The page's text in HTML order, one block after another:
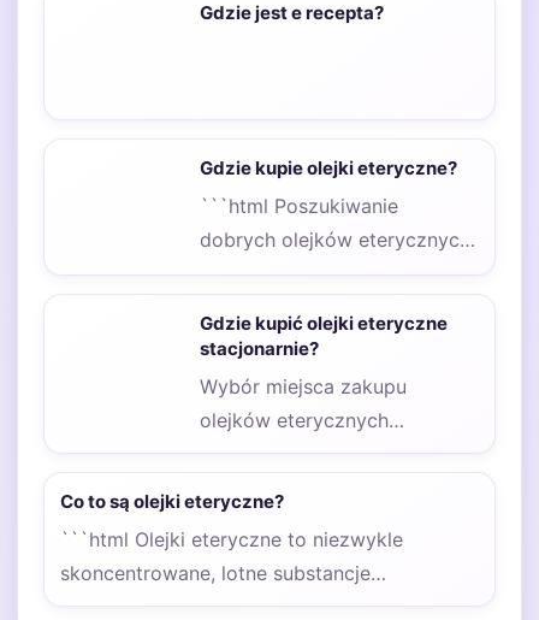
Gdzie jest e recepta?
Gdzie kupie olejki eteryczne?
```html Poszukiwanie
dobrych olejków eterycznych
może być fascynującą
przez różnorodne kanały…
Gdzie kupić olejki eteryczne
stacjonarnie?
Wybór miejsca zakupu
olejków eterycznych
stacjonarnie zależy od
gatunków, warto…
Co to są olejki eteryczne?
```html Olejki eteryczne to niezwykle
skoncentrowane, lotne substancje
zapachowe pozyskiwane z różnych części